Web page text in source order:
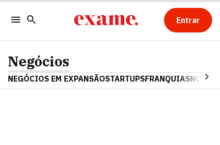
Entrar
Negócios
NEGÓCIOS EM EXPANSÃOSTARTUPSFRANQUIAS